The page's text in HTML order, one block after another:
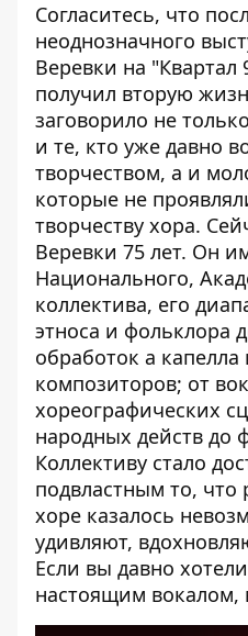
Согласитесь, что
неоднозначного
Веревки на "Квартал
получил вторую
заговорило не
и те, кто уже давно
творчеством, а и
которые не
творчеству хора.
Веревки 75 лет. Он
Национального,
коллектива, его
этноса и фольклора
обработок а
композиторов; от
хореографических
народных действ до
Коллективу стало
подвластным то,
хоре казалось
удивляют,
Если вы давно
настоящим вокалом,